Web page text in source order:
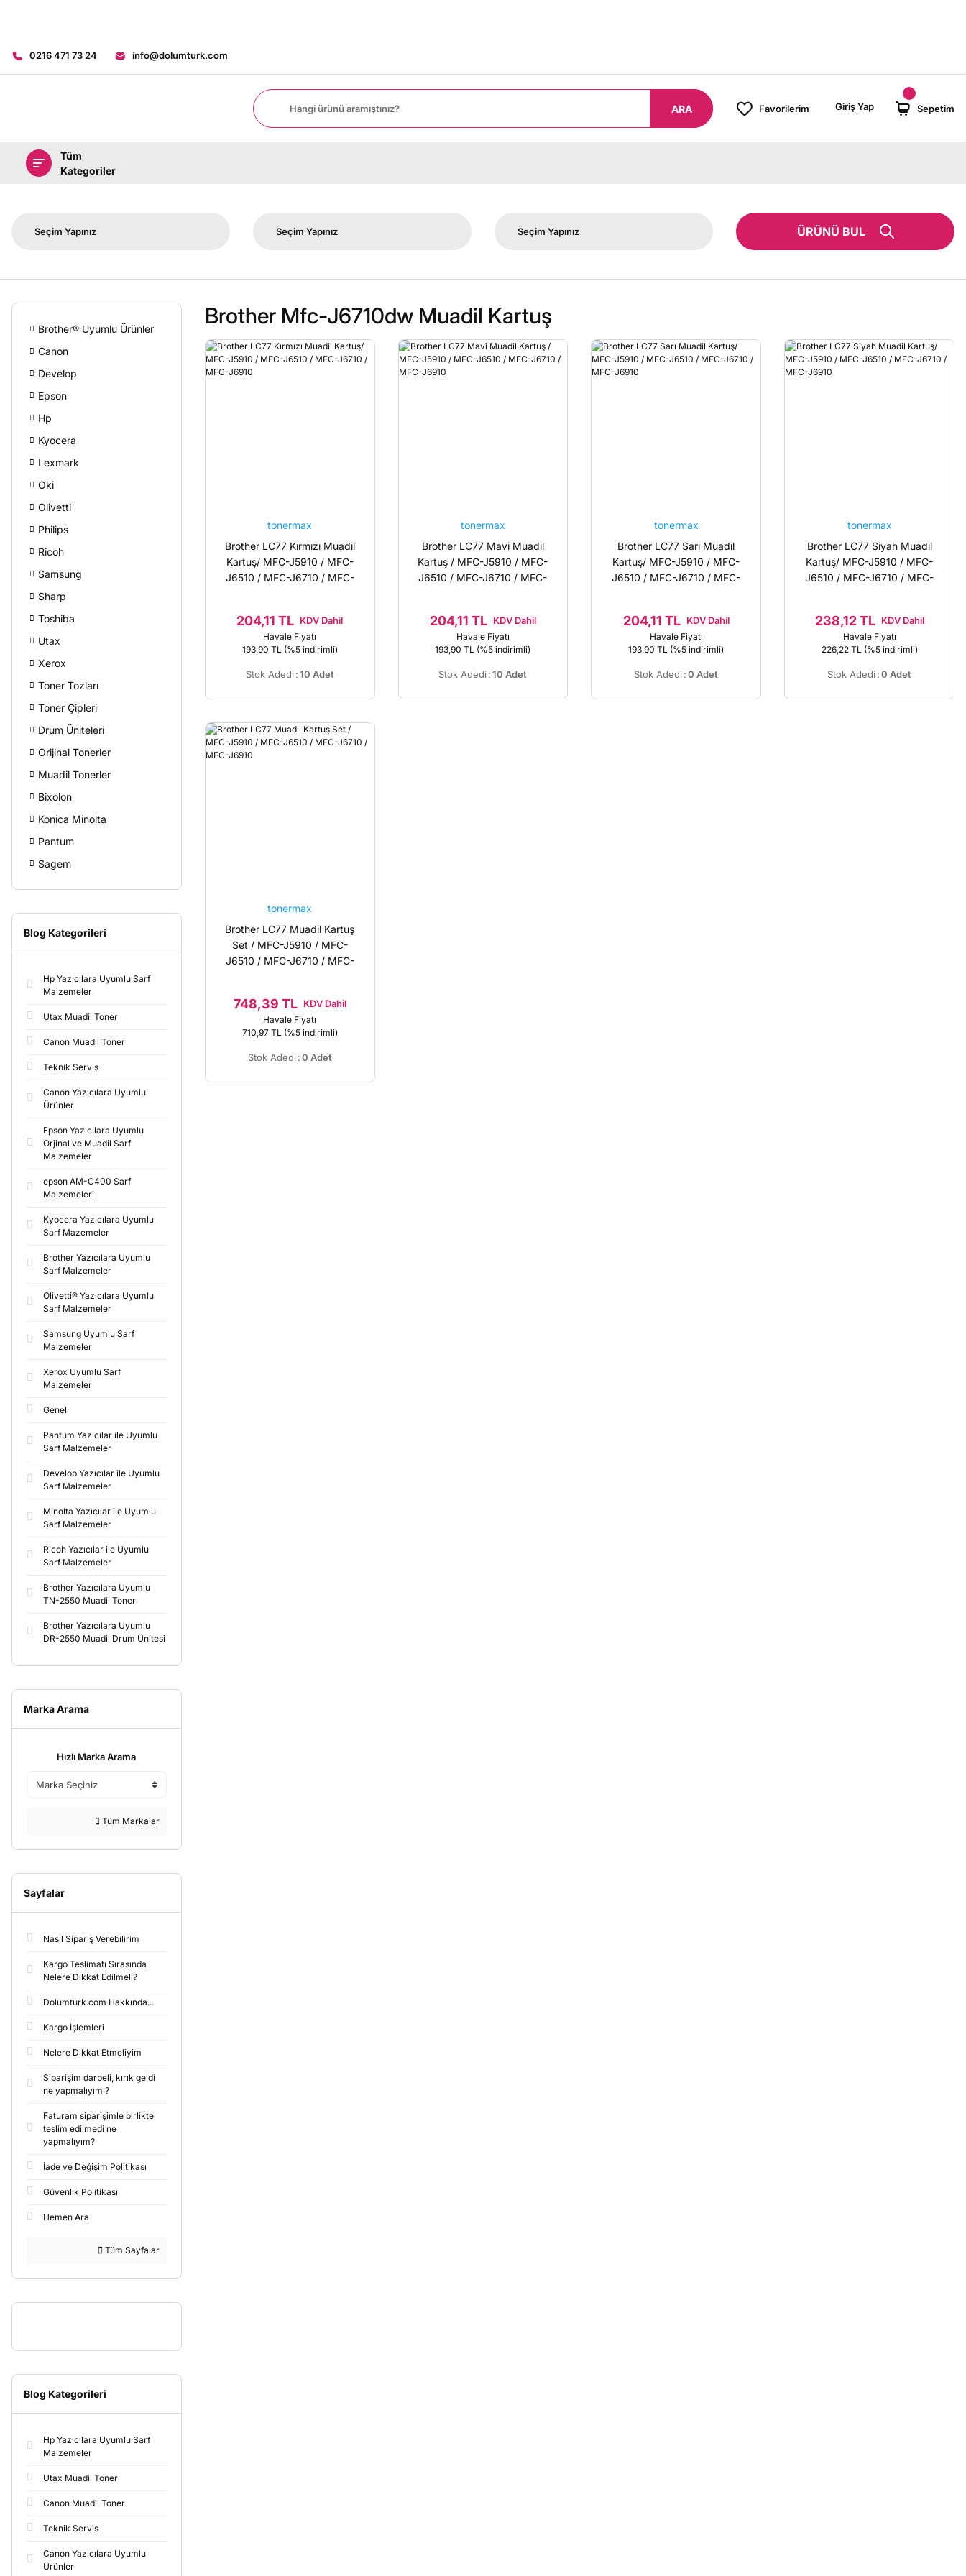
0216 471 73 24 info@dolumturk.com
ARA Favorilerim Giriş Yap Sepetim
Tüm
Kategoriler
ÜRÜNÜ BUL
Brother® Uyumlu Ürünler
Canon
Develop
Epson
Hp
Kyocera
Lexmark
Oki
Olivetti
Philips
Ricoh
Samsung
Sharp
Toshiba
Utax
Xerox
Toner Tozları
Toner Çipleri
Drum Üniteleri
Orijinal Tonerler
Muadil Tonerler
Bixolon
Konica Minolta
Pantum
Sagem
Blog Kategorileri
Hp Yazıcılara Uyumlu Sarf
Malzemeler
Utax Muadil Toner
Canon Muadil Toner
Teknik Servis
Canon Yazıcılara Uyumlu
Ürünler
Epson Yazıcılara Uyumlu
Orjinal ve Muadil Sarf
Malzemeler
epson AM-C400 Sarf
Malzemeleri
Kyocera Yazıcılara Uyumlu
Sarf Mazemeler
Brother Yazıcılara Uyumlu
Sarf Malzemeler
Olivetti® Yazıcılara Uyumlu
Sarf Malzemeler
Samsung Uyumlu Sarf
Malzemeler
Xerox Uyumlu Sarf
Malzemeler
Genel
Pantum Yazıcılar ile Uyumlu
Sarf Malzemeler
Develop Yazıcılar ile Uyumlu
Sarf Malzemeler
Minolta Yazıcılar ile Uyumlu
Sarf Malzemeler
Ricoh Yazıcılar ile Uyumlu
Sarf Malzemeler
Brother Yazıcılara Uyumlu
TN-2550 Muadil Toner
Brother Yazıcılara Uyumlu
DR-2550 Muadil Drum Ünitesi
Marka Arama
Hızlı Marka Arama
Tüm Markalar
Sayfalar
Nasıl Sipariş Verebilirim
Kargo Teslimatı Sırasında
Nelere Dikkat Edilmeli?
Dolumturk.com Hakkında...
Kargo İşlemleri
Nelere Dikkat Etmeliyim
Siparişim darbeli, kırık geldi
ne yapmalıyım ?
Faturam siparişimle birlikte
teslim edilmedi ne
yapmalıyım?
İade ve Değişim Politikası
Güvenlik Politikası
Hemen Ara
Tüm Sayfalar
Blog Kategorileri
Hp Yazıcılara Uyumlu Sarf
Malzemeler
Utax Muadil Toner
Canon Muadil Toner
Teknik Servis
Canon Yazıcılara Uyumlu
Ürünler
Brother Mfc-J6710dw Muadil Kartuş
tonermax
Brother LC77 Kırmızı Muadil
Kartuş/ MFC-J5910 / MFC-
J6510 / MFC-J6710 / MFC-
204,11 TL KDV Dahil
Havale Fiyatı
193,90 TL (%5 indirimli)
Stok Adedi :10 Adet
tonermax
Brother LC77 Mavi Muadil
Kartuş / MFC-J5910 / MFC-
J6510 / MFC-J6710 / MFC-
204,11 TL KDV Dahil
Havale Fiyatı
193,90 TL (%5 indirimli)
Stok Adedi : 10 Adet
tonermax
Brother LC77 Sarı Muadil
Kartuş/ MFC-J5910 / MFC-
J6510 / MFC-J6710 / MFC-
204,11 TL KDV Dahil
Havale Fiyatı
193,90 TL (%5 indirimli)
Stok Adedi : 0 Adet
tonermax
Brother LC77 Siyah Muadil
Kartuş/ MFC-J5910 / MFC-
J6510 / MFC-J6710 / MFC-
238,12 TL KDV Dahil
Havale Fiyatı
226,22 TL (%5 indirimli)
Stok Adedi :0 Adet
tonermax
Brother LC77 Muadil Kartuş
Set / MFC-J5910 / MFC-
J6510 / MFC-J6710 / MFC-
748,39 TL KDV Dahil
Havale Fiyatı
710,97 TL (%5 indirimli)
Stok Adedi :0 Adet